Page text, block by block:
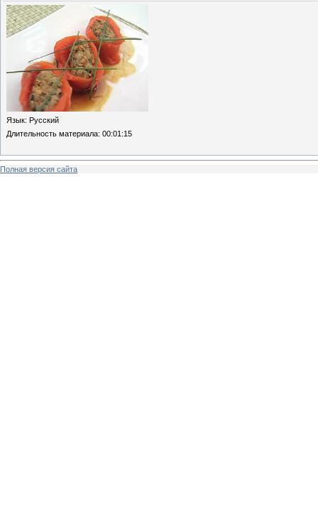
Язык: Русский
Длительность материала: 00:01:15
Полная версия сайта